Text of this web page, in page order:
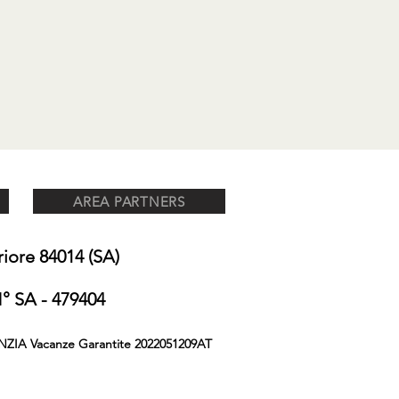
AREA PARTNERS
84014 (SA)
SA - 479404
Vacanze Garantite 2022051209AT